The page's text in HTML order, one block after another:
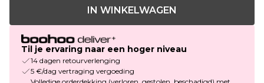
IN WINKELWAGEN
Til je ervaring naar een hoger niveau
14 dagen retourverlenging
5 €/dag vertraging vergoeding